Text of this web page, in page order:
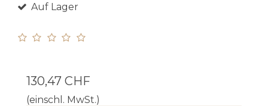
Auf Lager
130,47 CHF
(einschl. MwSt.)